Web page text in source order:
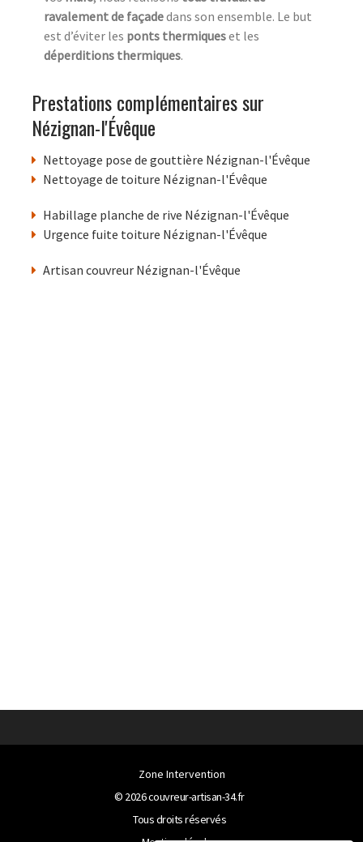
ravalement de façadedans son ensemble. Le but
est d’éviter les ponts thermiqueset les
déperditions thermiques.
Prestations complémentaires sur
Nézignan-l'Évêque
Nettoyage pose de gouttière Nézignan-l'Évêque
Nettoyage de toiture Nézignan-l'Évêque
Habillage planche de rive Nézignan-l'Évêque
Urgence fuite toiture Nézignan-l'Évêque
Artisan couvreur Nézignan-l'Évêque
Zone Intervention
© 2026couvreur-artisan-34.fr
Tous droits réservés